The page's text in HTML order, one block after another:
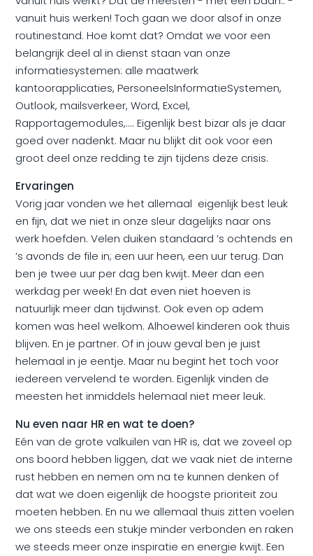
vanuit huis werken! Toch gaan we door alsof in onze
routinestand. Hoe komt dat? Omdat we voor een
belangrijk deel al in dienst staan van onze
informatiesystemen: alle maatwerk
kantoorapplicaties, PersoneelsInformatieSystemen,
Outlook, mailsverkeer, Word, Excel,
Rapportagemodules,.... Eigenlijk best bizar als je daar
goed over nadenkt. Maar nu blijkt dit ook voor een
groot deel onze redding te zijn tijdens deze crisis.
Ervaringen
Vorig jaar vonden we het allemaal eigenlijk best leuk
en fijn, dat we niet in onze sleur dagelijks naar ons
werk hoefden. Velen duiken standaard ’s ochtends en
’s avonds de file in; een uur heen, een uur terug. Dan
ben je twee uur per dag ben kwijt. Meer dan een
werkdag per week! En dat even niet hoeven is
natuurlijk meer dan tijdwinst. Ook even op adem
komen was heel welkom. Alhoewel kinderen ook thuis
blijven. En je partner. Of in jouw geval ben je juist
helemaal in je eentje. Maar nu begint het toch voor
iedereen vervelend te worden. Eigenlijk vinden de
meesten het inmiddels helemaal niet meer leuk.
Nu even naar HR en wat te doen?
Eén van de grote valkuilen van HR is, dat we zoveel op
ons boord hebben liggen, dat we vaak niet de interne
rust hebben en nemen om na te kunnen denken of
dat wat we doen eigenlijk de hoogste prioriteit zou
moeten hebben. En nu we allemaal thuis zitten voelen
we ons steeds een stukje minder verbonden en raken
we steeds meer onze inspiratie en energie kwijt. Een